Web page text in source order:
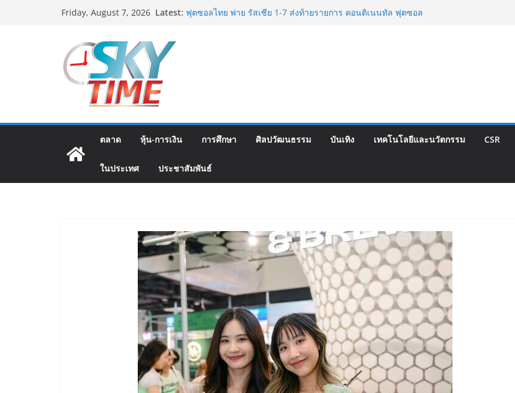
Friday, August 7, 2026 Latest: มทร.กรุงเทพ โต้ข่าวเท็จยันดำเนินงานตามธรรมาภิบาล แจงชัด
เส้นทางจาการ์ตา-กรุงเทพฯ เสริม Air Connectivity ดึงนักท่องเที่ยว
คุณภาพจากอินโดนีเซีย เริ่มเที่ยวแรกบินแรก 6 สิงหาคมนี้
ม.วลัยลักษณ์ จับมือ รพ.กรุงเทพสิริโรจน์ ยกระดับสารสนเทศการ
ตลาด หุ้น-การเงิน การศึกษา ศิลปวัฒนธรรม บันเทิง เทคโนโลยีและนวัตกรรม CSR
ในประเทศ ประชาสัมพันธ์